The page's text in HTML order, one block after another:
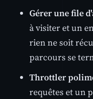
Gérer une file
à visiter et un
rien ne soit
parcours se
Throttler
requêtes et un